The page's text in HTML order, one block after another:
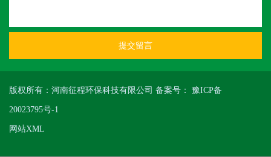
提交留言
版权所有：河南征程环保科技有限公司 备案号： 豫ICP备
20023795号-1
网站XML